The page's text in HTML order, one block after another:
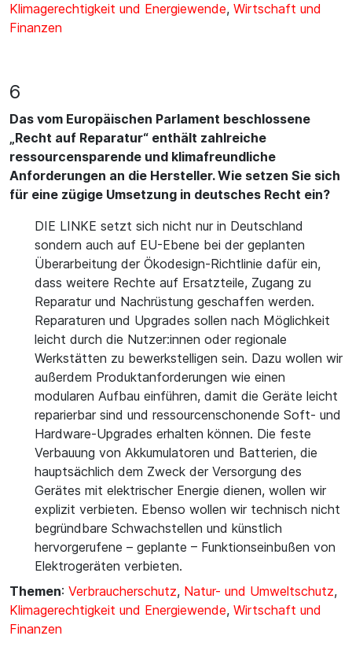
Klimagerechtigkeit und Energiewende, Wirtschaft und
Finanzen
6
Das vom Europäischen Parlament beschlossene
„Recht auf Reparatur“ enthält zahlreiche
ressourcensparende und klimafreundliche
Anforderungen an die Hersteller. Wie setzen Sie sich
für eine zügige Umsetzung in deutsches Recht ein?
DIE LINKE setzt sich nicht nur in Deutschland
sondern auch auf EU-Ebene bei der geplanten
Überarbeitung der Ökodesign-Richtlinie dafür ein,
dass weitere Rechte auf Ersatzteile, Zugang zu
Reparatur und Nachrüstung geschaffen werden.
Reparaturen und Upgrades sollen nach Möglichkeit
leicht durch die Nutzer:innen oder regionale
Werkstätten zu bewerkstelligen sein. Dazu wollen wir
außerdem Produktanforderungen wie einen
modularen Aufbau einführen, damit die Geräte leicht
reparierbar sind und ressourcenschonende Soft- und
Hardware-Upgrades erhalten können. Die feste
Verbauung von Akkumulatoren und Batterien, die
hauptsächlich dem Zweck der Versorgung des
Gerätes mit elektrischer Energie dienen, wollen wir
explizit verbieten. Ebenso wollen wir technisch nicht
begründbare Schwachstellen und künstlich
hervorgerufene – geplante – Funktionseinbußen von
Elektrogeräten verbieten.
Themen: Verbraucherschutz, Natur- und Umweltschutz,
Klimagerechtigkeit und Energiewende, Wirtschaft und
Finanzen